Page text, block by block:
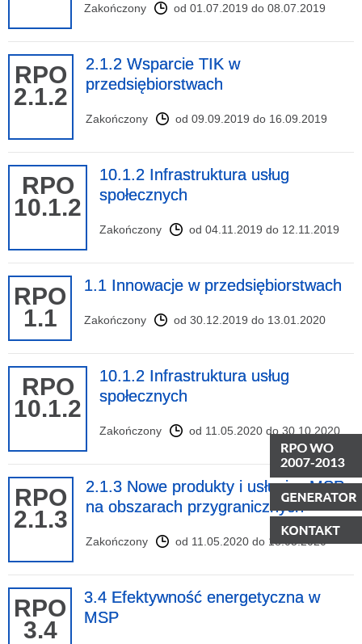
Zakończony od 01.07.2019 do 08.07.2019
RPO
2.1.2
2.1.2 Wsparcie TIK w
przedsiębiorstwach
Zakończony od 09.09.2019 do 16.09.2019
RPO
10.1.2
10.1.2 Infrastruktura usług
społecznych
Zakończony od 04.11.2019 do 12.11.2019
RPO
1.1
1.1 Innowacje w przedsiębiorstwach
Zakończony od 30.12.2019 do 13.01.2020
RPO
10.1.2
10.1.2 Infrastruktura usług
społecznych
Zakończony od 11.05.2020 do 30.10.2020
RPO
2.1.3
2.1.3 Nowe produkty i usługi w MSP
na obszarach przygranicznych
Zakończony od 11.05.2020 do 18.05.2020
RPO
3.4
3.4 Efektywność energetyczna w
MSP